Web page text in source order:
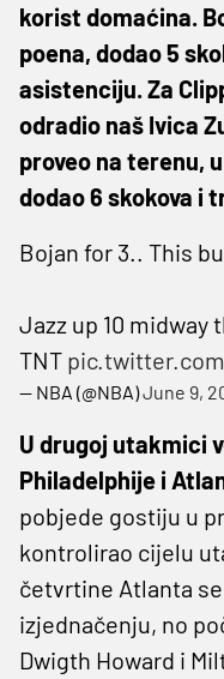
korist domaćina.
poena, dodao 5
asistenciju. Za
odradio naš Ivica
proveo na terenu,
dodao 6 skokova i
Bojan for 3.. This
Jazz up 10 midway
TNT
— NBA (@NBA)June 9,
U drugoj utakmici
Philadelphije i
pobjede gostiju u
kontrolirao cijelu
četvrtine Atlanta
izjednačenju, no
Dwigth Howard i